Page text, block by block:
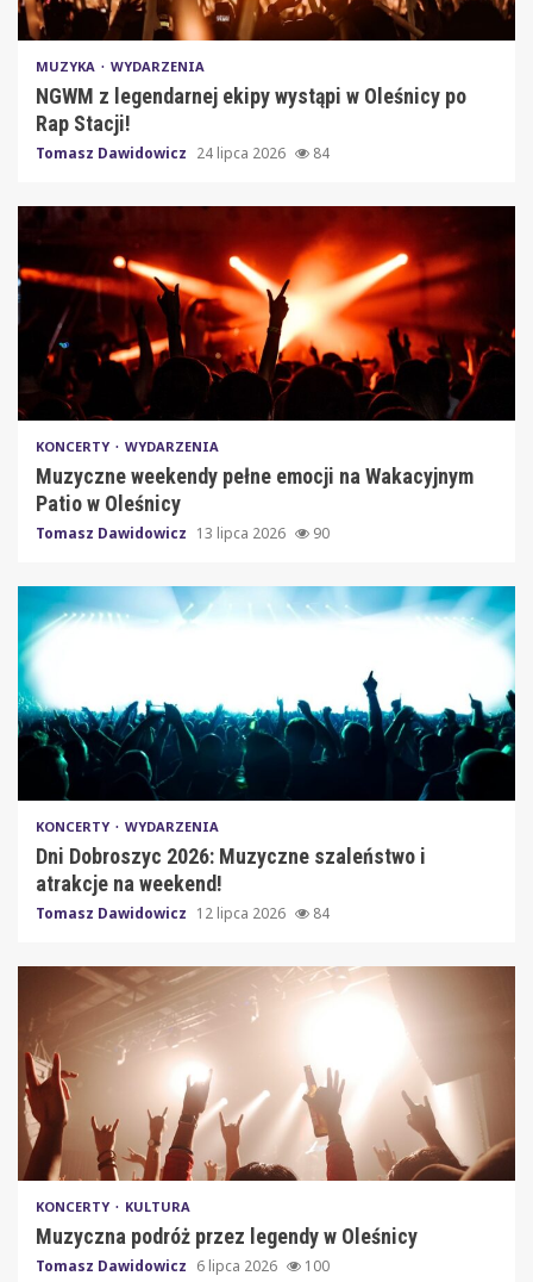
MUZYKA WYDARZENIA
NGWM z legendarnej ekipy wystąpi w Oleśnicy po
Rap Stacji!
Tomasz Dawidowicz 24 lipca 2026 84
KONCERTY WYDARZENIA
Muzyczne weekendy pełne emocji na Wakacyjnym
Patio w Oleśnicy
Tomasz Dawidowicz 13 lipca 2026 90
KONCERTY WYDARZENIA
Dni Dobroszyc 2026: Muzyczne szaleństwo i
atrakcje na weekend!
Tomasz Dawidowicz 12 lipca 2026 84
KONCERTY KULTURA
Muzyczna podróż przez legendy w Oleśnicy
Tomasz Dawidowicz 6 lipca 2026 100